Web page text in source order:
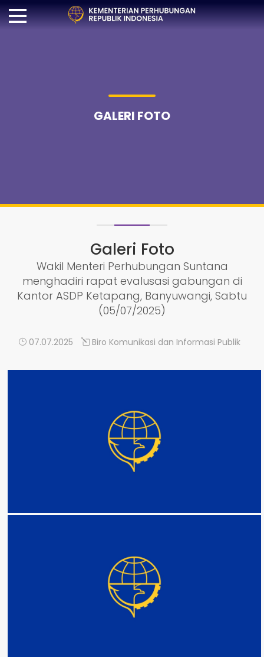
GALERI FOTO
Galeri Foto
Wakil Menteri Perhubungan Suntana
menghadiri rapat evalusasi gabungan di
Kantor ASDP Ketapang, Banyuwangi, Sabtu
(05/07/2025)
07.07.2025 Biro Komunikasi dan Informasi Publik
DETAIL
DETAIL